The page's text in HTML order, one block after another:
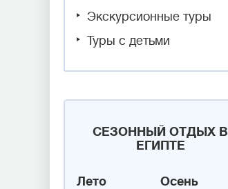
Экскурсионные туры
Туры с детьми
СЕЗОННЫЙ ОТДЫХ В
ЕГИПТЕ
Лето Осень